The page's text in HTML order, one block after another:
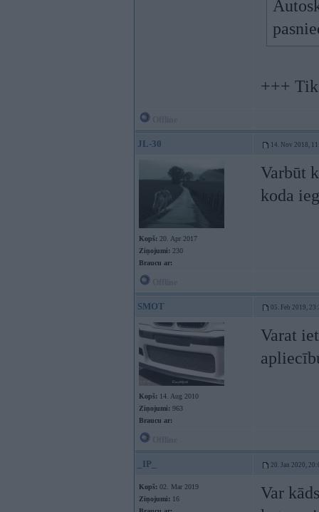
+++
JL-30 14. Nov 2018,
Kopš: 20. Apr 2017
Ziņojumi: 230
Braucu ar:
Varbūt
koda
SMOT 05. Feb 2019,
Kopš: 14. Aug 2010
Ziņojumi: 963
Braucu ar:
Varat
_IP_ 20. Jan 2020,
Kopš: 02. Mar 2019
Ziņojumi: 16
Var